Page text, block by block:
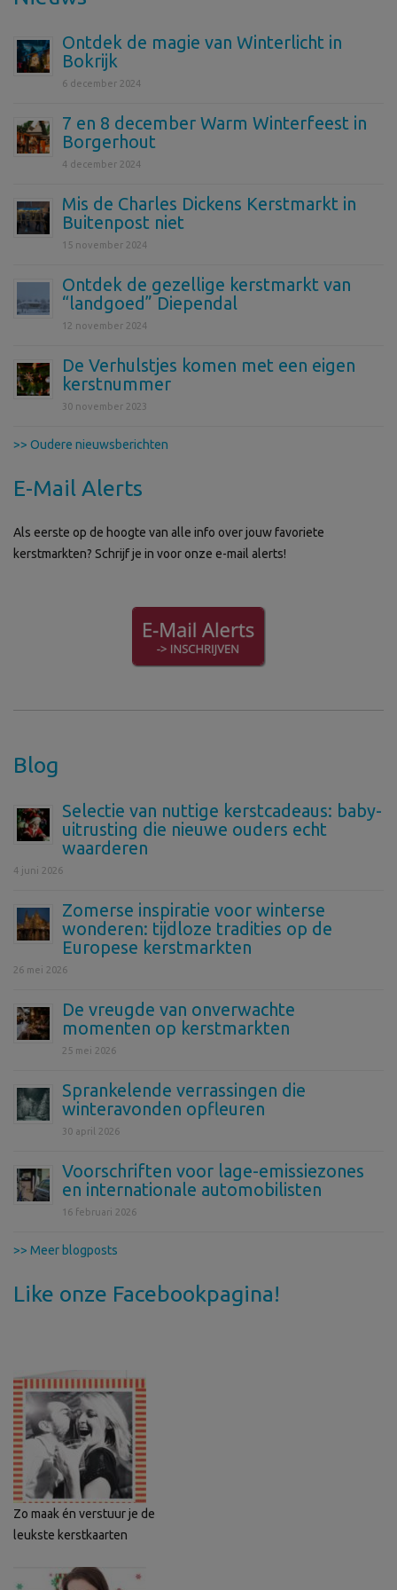
Ontdek de magie van Winterlicht in
Bokrijk
6 december 2024
7 en 8 december Warm Winterfeest in
Borgerhout
4 december 2024
Mis de Charles Dickens Kerstmarkt in
Buitenpost niet
15 november 2024
Ontdek de gezellige kerstmarkt van
“landgoed” Diependal
12 november 2024
De Verhulstjes komen met een eigen
kerstnummer
30 november 2023
>> Oudere nieuwsberichten
E-Mail Alerts
Als eerste op de hoogte van alle info over jouw favoriete
kerstmarkten? Schrijf je in voor onze e-mail alerts!
Blog
Selectie van nuttige kerstcadeaus: baby-
uitrusting die nieuwe ouders echt
waarderen
4 juni 2026
Zomerse inspiratie voor winterse
wonderen: tijdloze tradities op de
Europese kerstmarkten
26 mei 2026
De vreugde van onverwachte
momenten op kerstmarkten
25 mei 2026
Sprankelende verrassingen die
winteravonden opfleuren
30 april 2026
Voorschriften voor lage-emissiezones
en internationale automobilisten
16 februari 2026
>> Meer blogposts
Like onze Facebookpagina!
Zo maak én verstuur je de
leukste kerstkaarten